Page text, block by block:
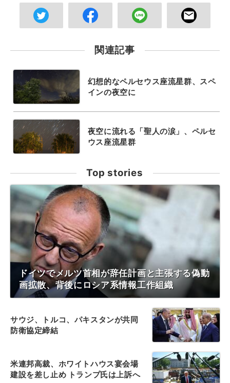
関連記事
幻想的なペルセウス座流星群、スペ
インの夜空に
夜空に流れる「聖人の涙」、ペルセ
ウス座流星群
Top stories
ドイツでメルツ首相が辞任計画と主張する偽動
画拡散、背後にロシア系情報工作組織
サウジ、トルコ、パキスタンが共同
防衛協定締結
米連邦高裁、ホワイトハウス宴会場
建設を差し止め トランプ氏は上訴へ